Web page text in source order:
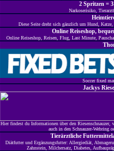
2 Spritzen =
Narkoserisiko,
Diese Seite dreht sich gänzlich um Hund,
Online Reiseshop,
Online Reiseshop, Reisen, Flug, Last Minute,
Soccer fixed
Jackys
Hier findest du Informationen über den
auch in den Schnauzer-Webring
Tierärztliche
Diätfutter und Ergänzungsfutter: Allergiediät,
Zahnstein, Milchersatz, Diabetes,